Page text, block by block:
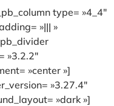
type= »4_4″
»||| »
»3.2.2″
»center »]
»3.27.4″
»dark »]